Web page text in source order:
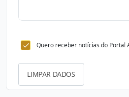
Quero receber notícias do Portal
LIMPAR DADOS